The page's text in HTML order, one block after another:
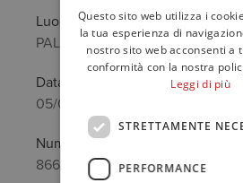
Luogo di nascita
PALERMO (PA)
Data anzianità
05/05/1994
Numero
866/A
Questo sito web utilizza i
la tua esperienza di
nostro sito web acconsenti a
conformità con la nostra
Leggi di più
STRETTAMENTE
PERFORMANCE